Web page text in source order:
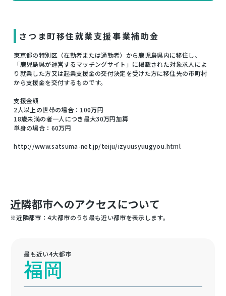
さつま町移住就業支援事業補助金
東京都の特別区（在勤者または通勤者）から鹿児島県内に移住し、
「鹿児島県が運営するマッチングサイト」に掲載された対象求人によ
り就業した方又は起業支援金の交付決定を受けた方に移住先の市町村
から支援金を交付するものです。
支援金額
2人以上の世帯の場合：100万円
18歳未満の者一人につき最大30万円加算
単身の場合：60万円
http://www.satsuma-net.jp/teiju/izyuusyuugyou.html
近隣都市へのアクセスについて
※近隣都市：4大都市のうち最も近い都市を表示します。
最も近い4大都市
福岡